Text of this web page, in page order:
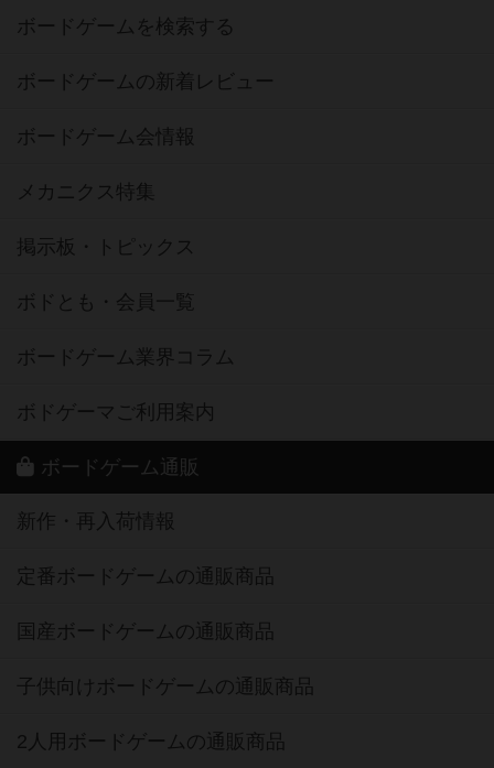
ボードゲームを検索する
ボードゲームの新着レビュー
ボードゲーム会情報
メカニクス特集
掲示板・トピックス
ボドとも・会員一覧
ボードゲーム業界コラム
ボドゲーマご利用案内
ボードゲーム通販
新作・再入荷情報
定番ボードゲームの通販商品
国産ボードゲームの通販商品
子供向けボードゲームの通販商品
2人用ボードゲームの通販商品